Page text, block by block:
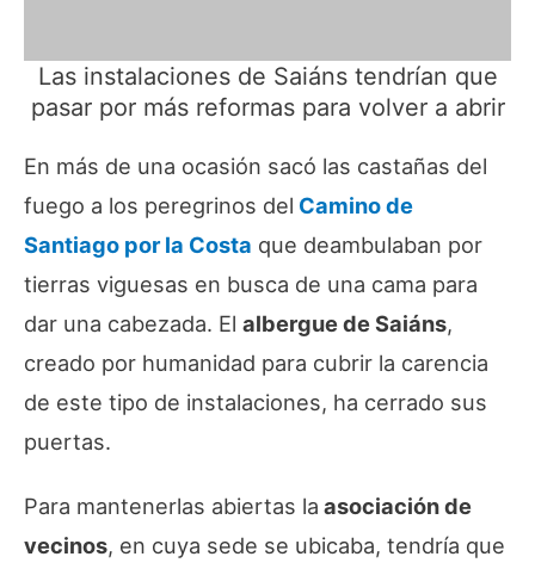
Las instalaciones de Saiáns tendrían que
pasar por más reformas para volver a abrir
En más de una ocasión sacó las castañas del
fuego a los peregrinos del Camino de
Santiago por la Costa que deambulaban por
tierras viguesas en busca de una cama para
dar una cabezada. El albergue de Saiáns,
creado por humanidad para cubrir la carencia
de este tipo de instalaciones, ha cerrado sus
puertas.
Para mantenerlas abiertas la asociación de
vecinos, en cuya sede se ubicaba, tendría que